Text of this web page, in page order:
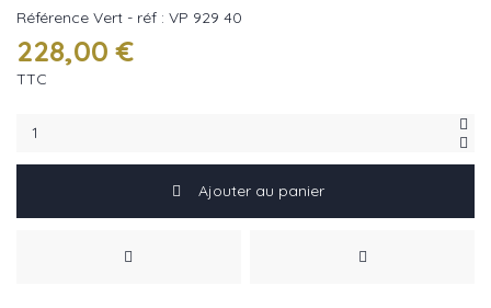
Référence Vert - réf : VP 929 40
228,00 €
TTC
Ajouter au panier